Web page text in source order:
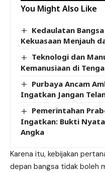
You Might Also Like
Kedaulatan
Kekuasaan Menjauh
Teknologi dan
Kemanusiaan di
Purbaya Ancam
Ingatkan Jangan
Pemerintahan
Ingatkan: Bukti
Angka
Karena itu, kebijakan
depan bangsa tidak boleh